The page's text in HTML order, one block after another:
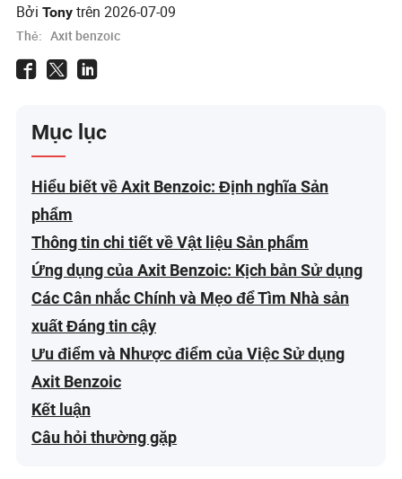
BởiTony trên2026-07-09
Thẻ: Axit benzoic
Mục lục
Hiểu biết về Axit Benzoic: Định nghĩa Sản
phẩm
Thông tin chi tiết về Vật liệu Sản phẩm
Ứng dụng của Axit Benzoic: Kịch bản Sử dụng
Các Cân nhắc Chính và Mẹo để Tìm Nhà sản
xuất Đáng tin cậy
Ưu điểm và Nhược điểm của Việc Sử dụng
Axit Benzoic
Kết luận
Câu hỏi thường gặp